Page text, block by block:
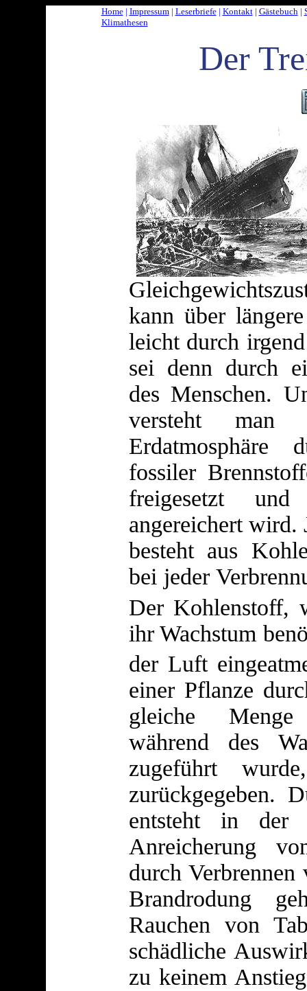
Home| Impressum| Leserbriefe| Kontakt| Gästebuch|
Klimathesen
Der
kann über
leicht durch
sei denn durch
des Menschen.
versteht man
Erdatmosphäre
fossiler
freigesetzt
angereichert wird.
besteht aus
bei jeder
Der Kohlenstoff,
ihr Wachstum
der Luft
einer Pflanze
gleiche
während des
zugeführt
zurückgegeben.
entsteht in der
Anreicherung
durch
Brandrodung
Rauchen von
schädliche
zu keinem